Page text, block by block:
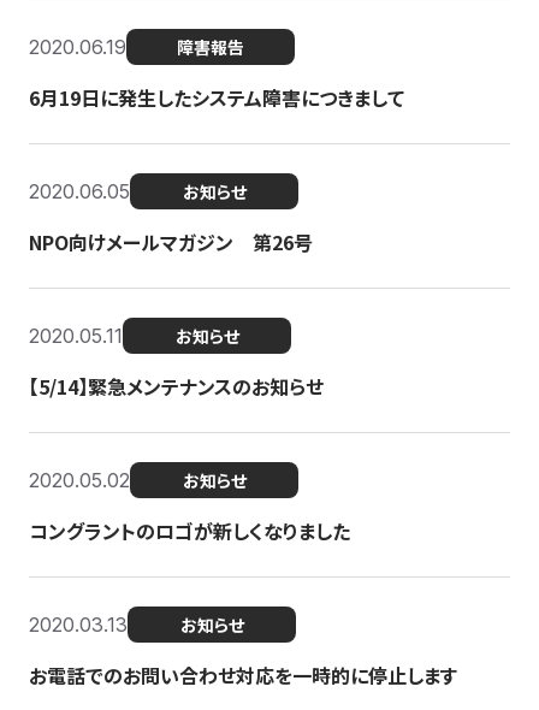
2020.06.19 障害報告
6月19日に発生したシステム障害につきまして
2020.06.05 お知らせ
NPO向けメールマガジン 第26号
2020.05.11 お知らせ
【5/14】緊急メンテナンスのお知らせ
2020.05.02 お知らせ
コングラントのロゴが新しくなりました
2020.03.13 お知らせ
お電話でのお問い合わせ対応を一時的に停止します